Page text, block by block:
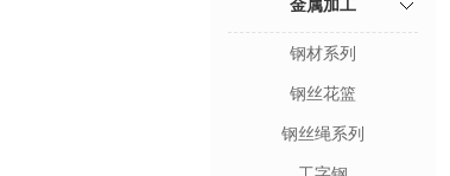
金属加工
钢材系列
钢丝花篮
钢丝绳系列